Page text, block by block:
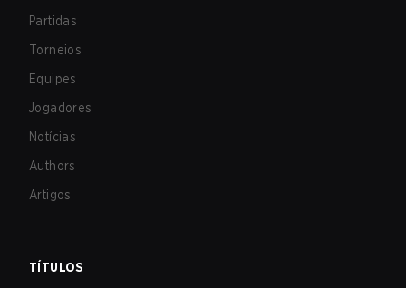
Partidas
Torneios
Equipes
Jogadores
Notícias
Authors
Artigos
TÍTULOS